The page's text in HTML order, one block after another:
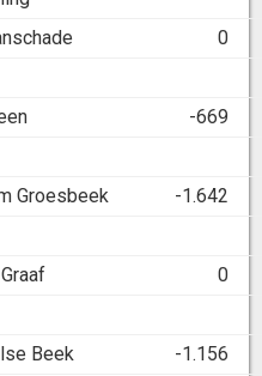
0
-669
Groesbeek
-1.642
0
Beek
-1.156